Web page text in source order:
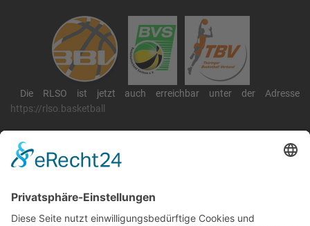
Die RLSO ist jetzt auch erreichbar unter der Adresse
https://rlso.basketball